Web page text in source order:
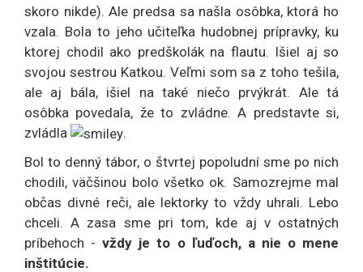
skoro nikde). Ale predsa sa našla osôbka, ktorá ho
vzala. Bola to jeho učiteľka hudobnej prípravky, ku
ktorej chodil ako predškolák na flautu. Išiel aj so
svojou sestrou Katkou. Veľmi som sa z toho tešila,
ale aj bála, išiel na také niečo prvýkrát. Ale tá
osôbka povedala, že to zvládne. A predstavte si,
zvládla
.
Bol to denný tábor, o štvrtej popoludní sme po nich
chodili, väčšinou bolo všetko ok. Samozrejme mal
občas divné reči, ale lektorky to vždy uhrali. Lebo
chceli. A zasa sme pri tom, kde aj v ostatných
príbehoch -vždy je to o ľuďoch, a nie o mene
inštitúcie.